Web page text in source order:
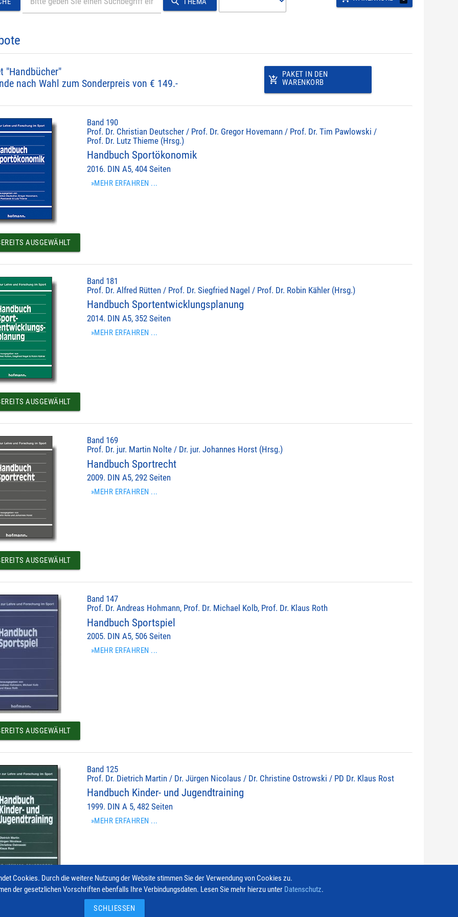
"Handbücher"
nach Wahl zum Sonderpreis von € 149.-
add_shopping_cart
PAKET IN DEN
WARENKORB
Band 190
Prof. Dr. Christian Deutscher / Prof. Dr. Gregor Hovemann / Prof. Dr. Tim Pawlowski /
Prof. Dr. Lutz Thieme (Hrsg.)
Handbuch Sportökonomik
2016. DIN A5, 404 Seiten
»MEHR ERFAHREN ...
AUSGEWÄHLT
Band 181
Prof. Dr. Alfred Rütten / Prof. Dr. Siegfried Nagel / Prof. Dr. Robin Kähler (Hrsg.)
Handbuch Sportentwicklungsplanung
2014. DIN A5, 352 Seiten
»MEHR ERFAHREN ...
AUSGEWÄHLT
Band 169
Prof. Dr. jur. Martin Nolte / Dr. jur. Johannes Horst (Hrsg.)
Handbuch Sportrecht
2009. DIN A5, 292 Seiten
»MEHR ERFAHREN ...
AUSGEWÄHLT
Band 147
Prof. Dr. Andreas Hohmann, Prof. Dr. Michael Kolb, Prof. Dr. Klaus Roth
Handbuch Sportspiel
2005. DIN A5, 506 Seiten
»MEHR ERFAHREN ...
AUSGEWÄHLT
Band 125
Prof. Dr. Dietrich Martin / Dr. Jürgen Nicolaus / Dr. Christine Ostrowski / PD Dr. Klaus Rost
Handbuch Kinder- und Jugendtraining
1999. DIN A 5, 482 Seiten
»MEHR ERFAHREN ...
AUSGEWÄHLT
Cookies. Durch die weitere Nutzung der Website stimmen Sie der Verwendung von Cookies zu.
der gesetzlichen Vorschriften ebenfalls Ihre Verbindungsdaten. Lesen Sie mehr hierzu unter Datenschutz.
SCHLIESSEN